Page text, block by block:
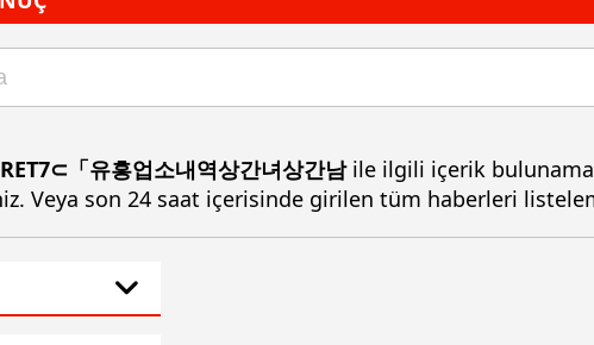
「유흥업소내역상간녀상간남ile ilgili içerik
Veya son 24 saat içerisinde girilen tüm haberleri